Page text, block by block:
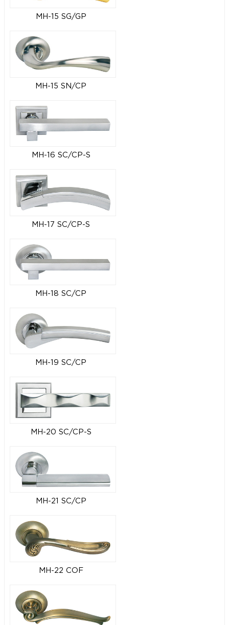
MH-15 SG/GP
MH-15 SN/CP
MH-16 SC/CP-S
MH-17 SC/CP-S
MH-18 SC/CP
MH-19 SC/CP
MH-20 SC/CP-S
MH-21 SC/CP
MH-22 COF